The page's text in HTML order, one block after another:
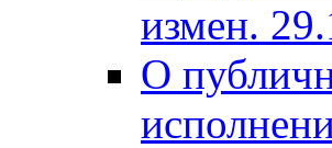
измен.
О